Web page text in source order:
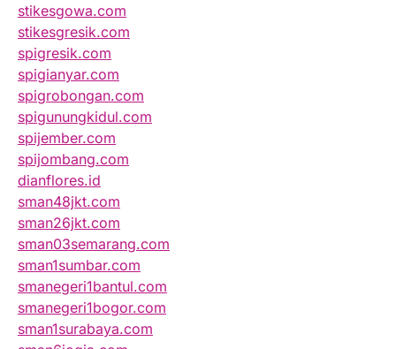
stikesgowa.com
stikesgresik.com
spigresik.com
spigianyar.com
spigrobongan.com
spigunungkidul.com
spijember.com
spijombang.com
dianflores.id
sman48jkt.com
sman26jkt.com
sman03semarang.com
sman1sumbar.com
smanegeri1bantul.com
smanegeri1bogor.com
sman1surabaya.com